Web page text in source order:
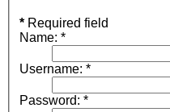
* Required field
Name: *
Username: *
Password: *